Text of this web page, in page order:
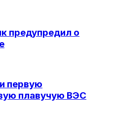
предупредил о
первую
плавучую ВЭС